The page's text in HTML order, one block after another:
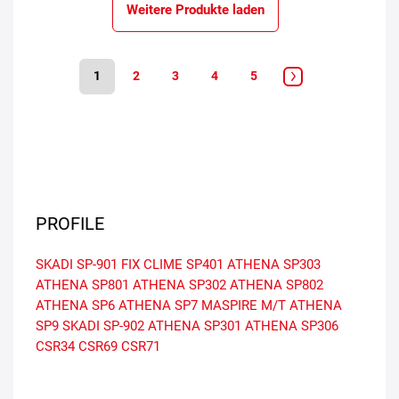
Weitere Produkte laden
1 2 3 4 5
PROFILE
SKADI SP-901 FIX CLIME SP401 ATHENA SP303
ATHENA SP801 ATHENA SP302 ATHENA SP802
ATHENA SP6 ATHENA SP7 MASPIRE M/T ATHENA
SP9 SKADI SP-902 ATHENA SP301 ATHENA SP306
CSR34 CSR69 CSR71